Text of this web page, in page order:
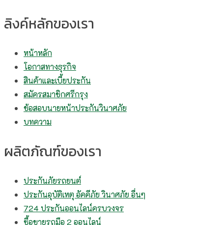
ลิงค์หลักของเรา
หน้าหลัก
โอกาสทางธุรกิจ
สินค้าและเบี้ยประกัน
สมัครสมาชิกศรีกรุง
ข้อสอบนายหน้าประกันวินาศภัย
บทความ
ผลิตภัณฑ์ของเรา
ประกันภัยรถยนต์
ประกันอุบัติเหตุ อัคคีภัย วินาศภัย อื่นๆ
724 ประกันออนไลน์ครบวงจร
ซื้อขายรถมือ 2 ออนไลน์